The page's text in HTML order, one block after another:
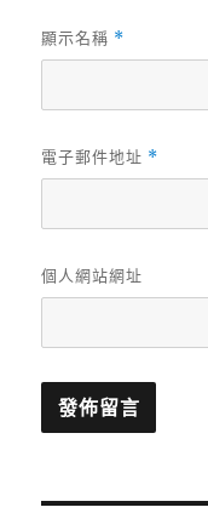
顯示名稱 *
電子郵件地址 *
個人網站網址